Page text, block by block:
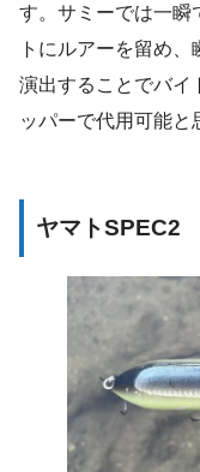
す。サミーでは一瞬
トにルアーを留め
演出することでバイ
ッパーで代用可能と
ヤマトSPEC2